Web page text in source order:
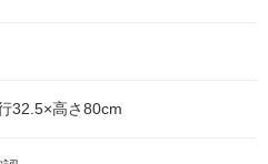
32.5×高さ80cm